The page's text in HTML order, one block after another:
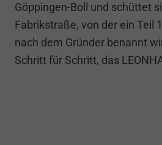
Göppingen-Boll und schüttet
Fabrikstraße, von der ein Teil
nach dem Gründer benannt
Schritt für Schritt, das